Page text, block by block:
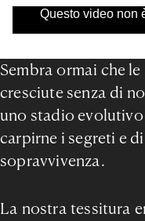
Questo video non
Sembra ormai che
cresciute senza di
uno stadio
carpirne i segreti e
sopravvivenza.
La nostra tessitura